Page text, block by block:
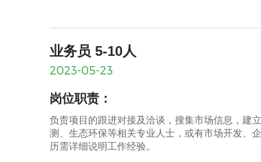
业务员 5-10人
2023-05-23
岗位职责：
负责项目的跟进对接及洽谈，搜集市场信息，建
测、生态环保等相关专业人士，或有市场开发、
历需详细说明工作经验。